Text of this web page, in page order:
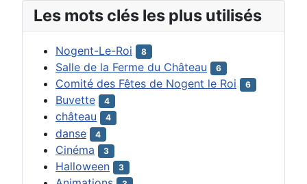
Les mots clés les plus utilisés
Nogent-Le-Roi 8
Salle de la Ferme du Château 6
Comité des Fêtes de Nogent le Roi 6
Buvette 4
château 4
danse 4
Cinéma 3
Halloween 3